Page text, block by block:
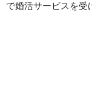
で婚活サービスを受